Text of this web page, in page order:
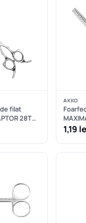
filat
28T
AKKO
1,19